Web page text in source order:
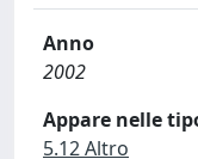
Anno
2002
Appare nelle
5.12 Altro